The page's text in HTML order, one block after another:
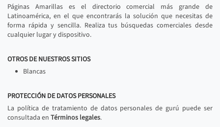
Páginas Amarillas es el directorio comercial más grande de
Latinoamérica, en el que encontrarás la solución que necesitas de
forma rápida y sencilla. Realiza tus búsquedas comerciales desde
cualquier lugar y dispositivo.
OTROS DE NUESTROS SITIOS
Blancas
PROTECCIÓN DE DATOS PERSONALES
La política de tratamiento de datos personales de gurú puede ser
consultada en Términos legales.